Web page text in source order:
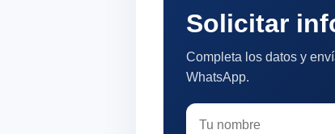
Solicitar
Completa los datos y
WhatsApp.